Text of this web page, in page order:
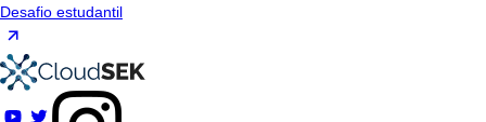
Desafio estudantil